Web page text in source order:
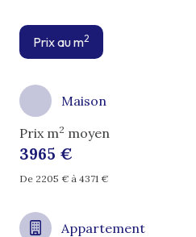
Prix au m2
Maison
Prix m2 moyen
3965 €
De 2205 € à 4371 €
Appartement